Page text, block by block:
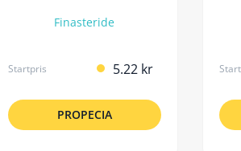
Finasteride
Startpris 5.22 kr
PROPECIA